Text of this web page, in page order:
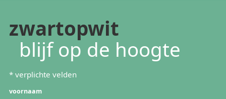
zwartopwit
blijf op de hoogte
* verplichte velden
voornaam